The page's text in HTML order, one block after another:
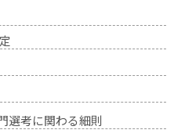
選考に関わる細則